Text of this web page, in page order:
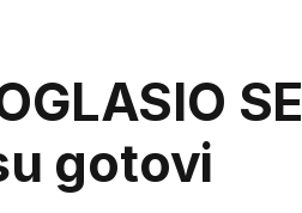
gotovi